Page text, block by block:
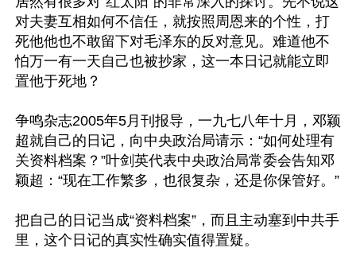
对夫妻互相如何不信任，就按照周恩来的个性，打
死他他也不敢留下对毛泽东的反对意见。难道他不
怕万一有一天自己也被抄家，这一本日记就能立即
置他于死地？
争鸣杂志2005年5月刊报导，一九七八年十月，邓颖
超就自己的日记，向中央政治局请示：“如何处理有
关资料档案？”叶剑英代表中央政治局常委会告知邓
颖超：“现在工作繁多，也很复杂，还是你保管好。”
把自己的日记当成“资料档案”，而且主动塞到中共手
里，这个日记的真实性确实值得置疑。